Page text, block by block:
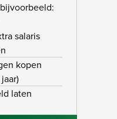
salaris
kopen
laten